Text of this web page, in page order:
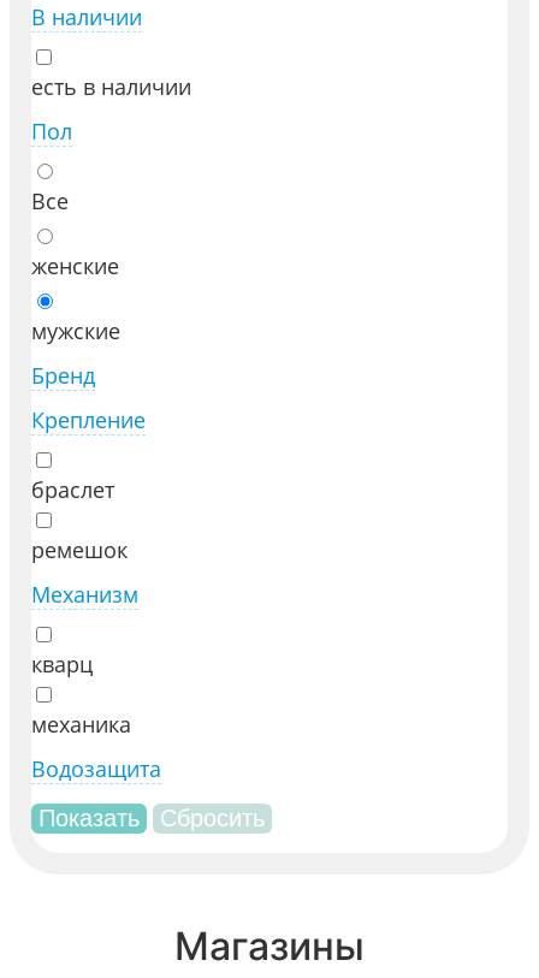
В наличии
есть в наличии
Пол
Все
женские
мужские
Бренд
Крепление
браслет
ремешок
Механизм
кварц
механика
Водозащита
Магазины